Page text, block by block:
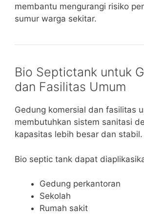
membantu mengurangi risiko
sumur warga sekitar.
Bio Septictank untuk
dan Fasilitas Umum
Gedung komersial dan fasilitas
membutuhkan sistem sanitasi
kapasitas lebih besar dan stabil.
Bio septic tank dapat
Gedung perkantoran
Sekolah
Rumah sakit